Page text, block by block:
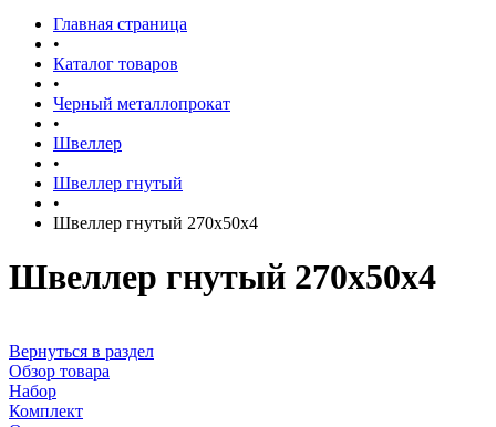
Главная страница
•
Каталог товаров
•
Черный металлопрокат
•
Швеллер
•
Швеллер гнутый
•
Швеллер гнутый 270х50х4
Швеллер гнутый 270х50х4
Вернуться в раздел
Обзор товара
Набор
Комплект